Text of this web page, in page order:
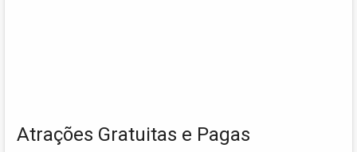
Atrações Gratuitas e Pagas